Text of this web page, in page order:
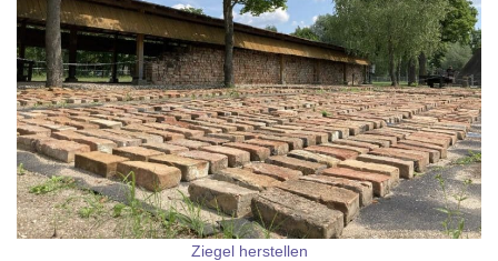
Ziegel herstellen